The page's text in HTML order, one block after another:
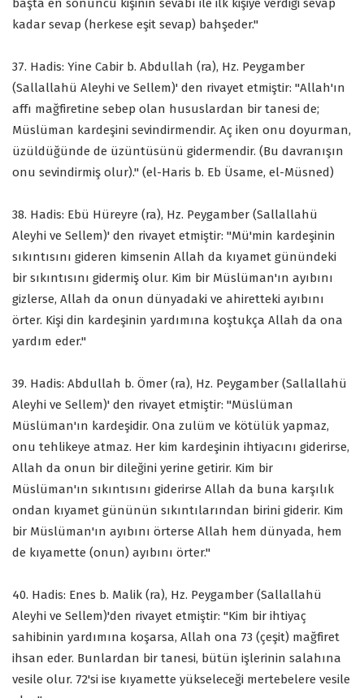
başta en sonuncu kişinin sevabı ile ilk kişiye verdiği sevap
kadar sevap (herkese eşit sevap) bahşeder."
37. Hadis: Yine Cabir b. Abdullah (ra), Hz. Peygamber
(Sallallahü Aleyhi ve Sellem)' den rivayet etmiştir: "Allah'ın
affı mağfiretine sebep olan hususlardan bir tanesi de;
Müslüman kardeşini sevindirmendir. Aç iken onu doyurman,
üzüldüğünde de üzüntüsünü gidermendir. (Bu davranışın
onu sevindirmiş olur)." (el-Haris b. Eb Üsame, el-Müsned)
38. Hadis: Ebü Hüreyre (ra), Hz. Peygamber (Sallallahü
Aleyhi ve Sellem)' den rivayet etmiştir: "Mü'min kardeşinin
sıkıntısını gideren kimsenin Allah da kıyamet günündeki
bir sıkıntısını gidermiş olur. Kim bir Müslüman'ın ayıbını
gizlerse, Allah da onun dünyadaki ve ahiretteki ayıbını
örter. Kişi din kardeşinin yardımına koştukça Allah da ona
yardım eder."
39. Hadis: Abdullah b. Ömer (ra), Hz. Peygamber (Sallallahü
Aleyhi ve Sellem)' den rivayet etmiştir: "Müslüman
Müslüman'ın kardeşidir. Ona zulüm ve kötülük yapmaz,
onu tehlikeye atmaz. Her kim kardeşinin ihtiyacını giderirse,
Allah da onun bir dileğini yerine getirir. Kim bir
Müslüman'ın sıkıntısını giderirse Allah da buna karşılık
ondan kıyamet gününün sıkıntılarından birini giderir. Kim
bir Müslüman'ın ayıbını örterse Allah hem dünyada, hem
de kıyamette (onun) ayıbını örter."
40. Hadis: Enes b. Malik (ra), Hz. Peygamber (Sallallahü
Aleyhi ve Sellem)'den rivayet etmiştir: "Kim bir ihtiyaç
sahibinin yardımına koşarsa, Allah ona 73 (çeşit) mağfiret
ihsan eder. Bunlardan bir tanesi, bütün işlerinin salahına
vesile olur. 72'si ise kıyamette yükseleceği mertebelere vesile